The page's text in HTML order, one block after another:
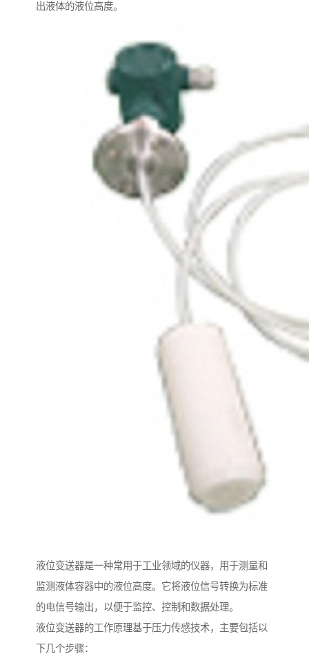
出液体的液位高度。
液位变送器是一种常用于工业领域的仪器，用于测量和
监测液体容器中的液位高度。它将液位信号转换为标准
的电信号输出，以便于监控、控制和数据处理。
液位变送器的工作原理基于压力传感技术，主要包括以
下几个步骤：